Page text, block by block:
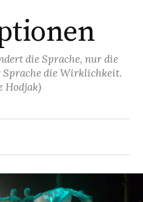
die Sprache, nur die
die Wirklichkeit.
Hodjak)